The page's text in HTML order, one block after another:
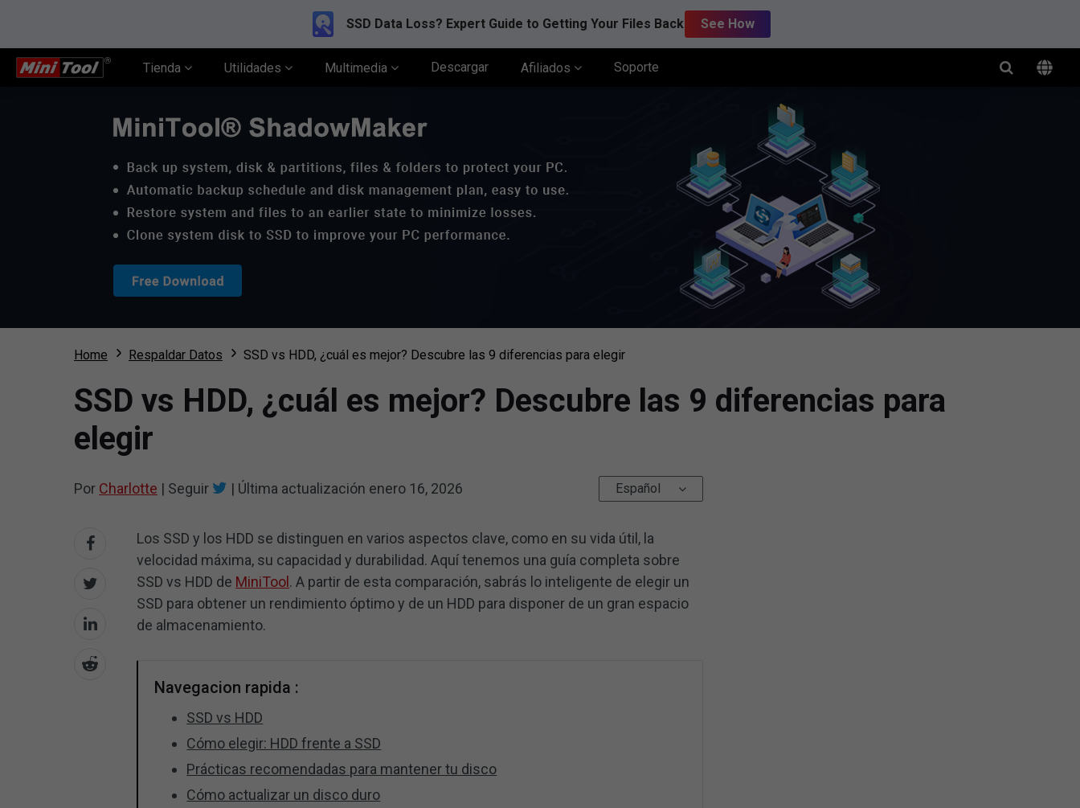
SSD Data Loss? Expert Guide to Getting Your Files Back See How
Tienda Utilidades Multimedia Descargar Afiliados Soporte
Home Respaldar Datos SSD vs HDD, ¿cuál es mejor? Descubre las 9 diferencias para elegir
SSD vs HDD, ¿cuál es mejor? Descubre las 9 diferencias para
elegir
Por Charlotte | Seguir | Última actualización enero 16, 2026 Español
Los SSD y los HDD se distinguen en varios aspectos clave, como en su vida útil, la
velocidad máxima, su capacidad y durabilidad. Aquí tenemos una guía completa sobre
SSD vs HDD de MiniTool . A partir de esta comparación, sabrás lo inteligente de elegir un
SSD para obtener un rendimiento óptimo y de un HDD para disponer de un gran espacio
de almacenamiento.
Navegacion rapida :
SSD vs HDD
Cómo elegir: HDD frente a SSD
Prácticas recomendadas para mantener tu disco
Cómo actualizar un disco duro